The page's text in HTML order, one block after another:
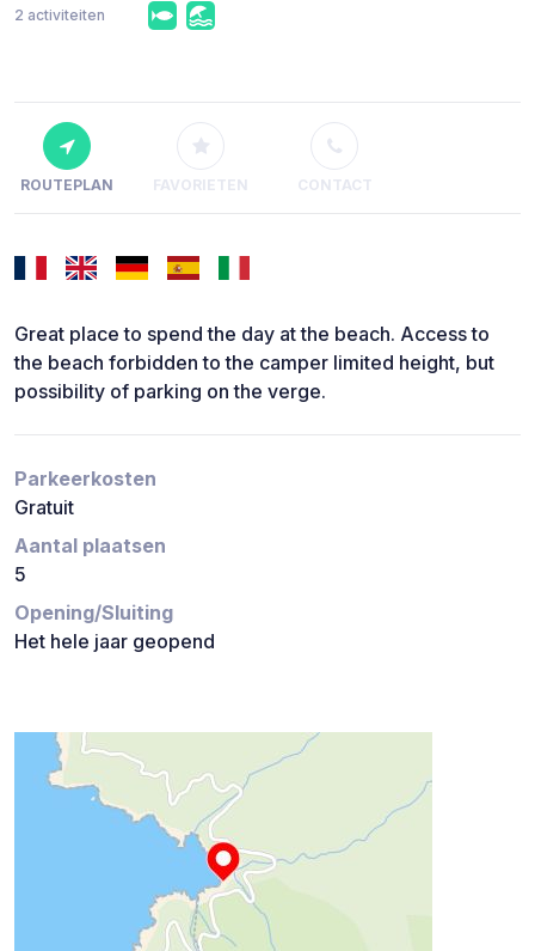
2 activiteiten
ROUTEPLAN FAVORIETEN CONTACT
Great place to spend the day at the beach. Access to
the beach forbidden to the camper limited height, but
possibility of parking on the verge.
Parkeerkosten
Gratuit
Aantal plaatsen
5
Opening/Sluiting
Het hele jaar geopend